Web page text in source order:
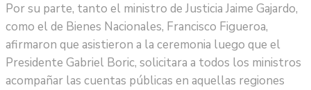
Por su parte, tanto el ministro de Justicia Jaime Gajardo,
como el de Bienes Nacionales, Francisco Figueroa,
afirmaron que asistieron a la ceremonia luego que el
Presidente Gabriel Boric, solicitara a todos los ministros
acompañar las cuentas públicas en aquellas regiones